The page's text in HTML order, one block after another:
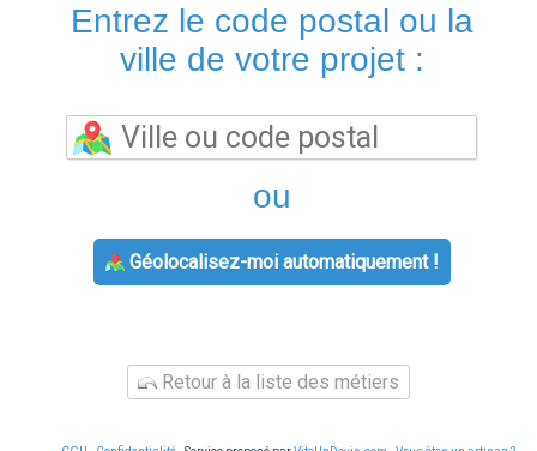
Entrez le code postal ou la
ville de votre projet :
ou
Géolocalisez-moi automatiquement !
Retour à la liste des métiers